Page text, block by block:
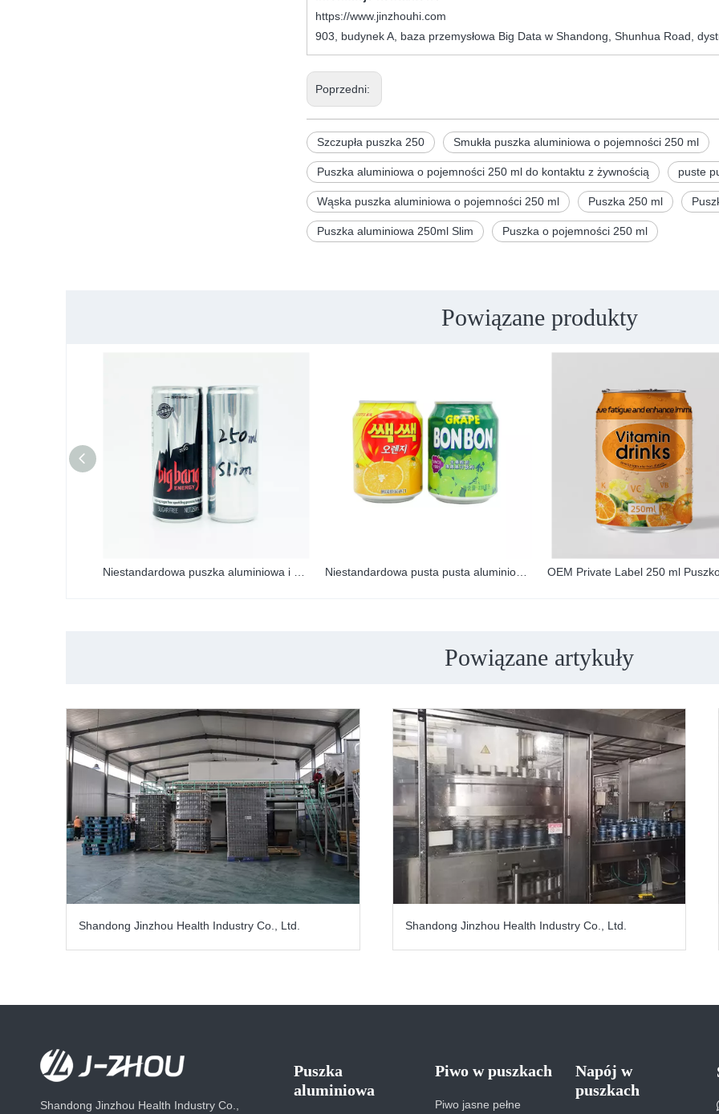
https://www.jinzhouhi.com
903, budynek A, baza przemysłowa Big Data w Shandong, Shunhua Road,
Poprzedni:
Szczupła puszka 250 Smukła puszka aluminiowa o pojemności 250 ml
Puszka aluminiowa o pojemności 250 ml do kontaktu z żywnością puste
Wąska puszka aluminiowa o pojemności 250 ml Puszka 250 ml
Puszka aluminiowa 250ml Slim Puszka o pojemności 250 ml
Powiązane produkty
Powiązane artykuły
Shandong Jinzhou Health Industry Co., Ltd. Shandong Jinzhou Health Industry Co., Ltd.
Shandong Jinzhou Health Industry Co.,
Puszka
aluminiowa
Piwo w puszkach
Piwo jasne pełne
Napój w
puszkach